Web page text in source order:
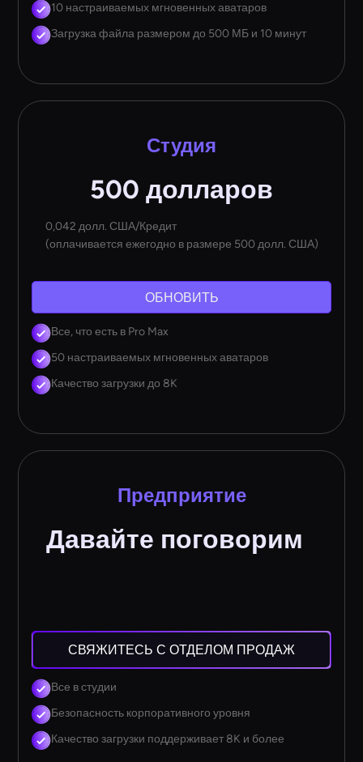
10 настраиваемых мгновенных аватаров
Загрузка файла размером до 500 МБ и 10 минут
Студия
500 долларов
0,042 долл. США/Кредит
(оплачивается ежегодно в размере 500 долл. США)
ОБНОВИТЬ
Все, что есть в Pro Max
50 настраиваемых мгновенных аватаров
Качество загрузки до 8K
Предприятие
Давайте поговорим
СВЯЖИТЕСЬ С ОТДЕЛОМ ПРОДАЖ
Все в студии
Безопасность корпоративного уровня
Качество загрузки поддерживает 8K и более